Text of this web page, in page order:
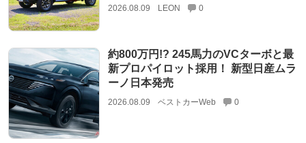
2026.08.09 LEON 0
約800万円!? 245馬力のVCターボと最
新プロパイロット採用！ 新型日産ムラ
ーノ日本発売
2026.08.09 ベストカーWeb 0